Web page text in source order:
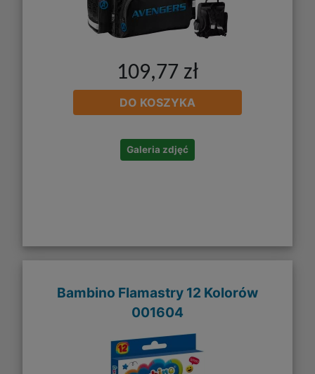
109,77 zł
DO KOSZYKA
Galeria zdjęć
Bambino Flamastry 12 Kolorów
001604